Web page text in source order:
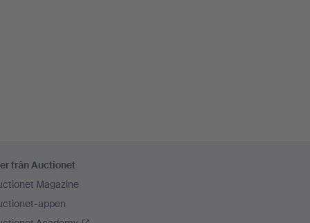
från Auctionet
Magazine
appen